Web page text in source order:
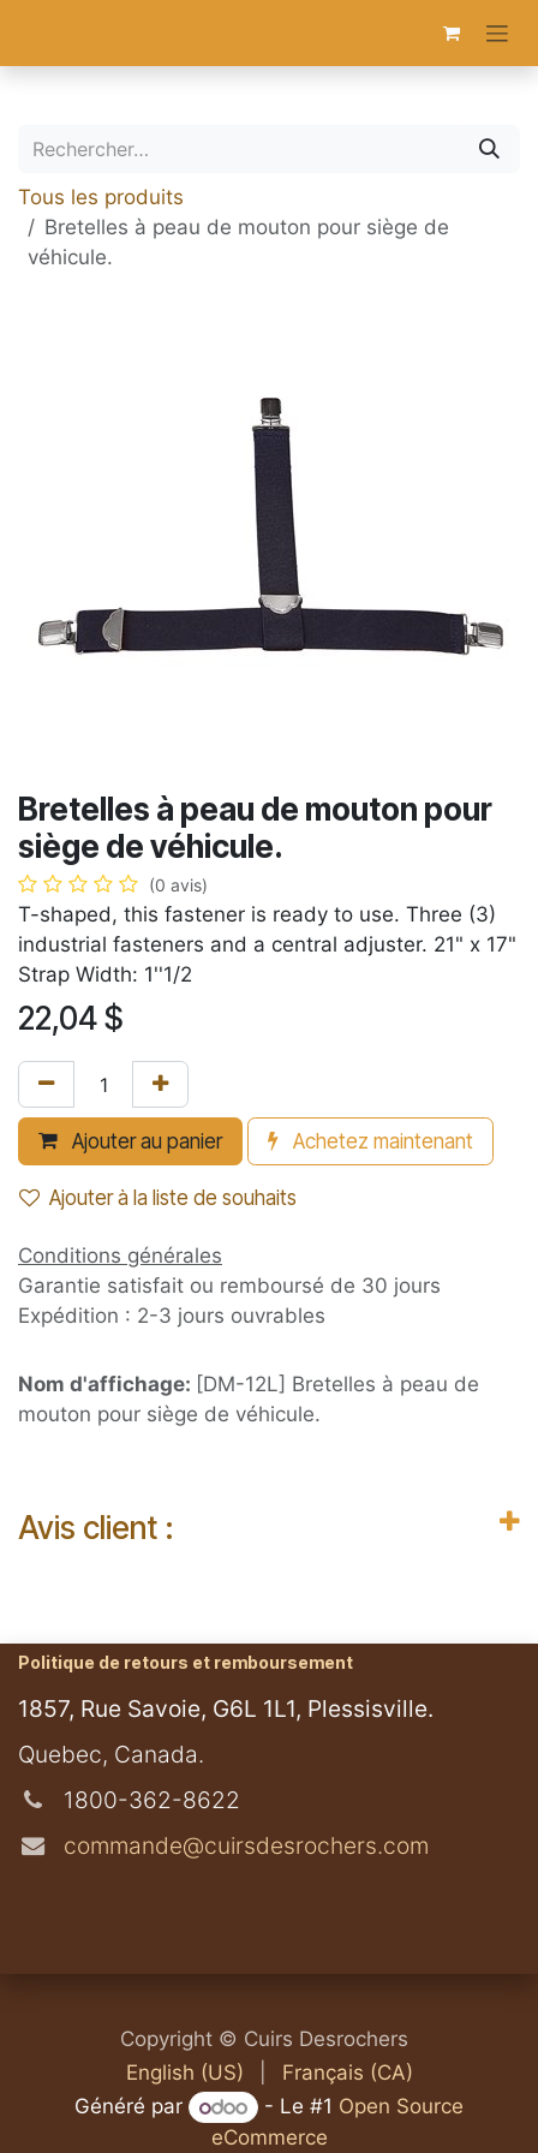
Tous les produits
Bretelles à peau de mouton pour siège de
véhicule.
Bretelles à peau de mouton pour
siège de véhicule.
(0 avis)
T-shaped, this fastener is ready to use. Three (3)
industrial fasteners and a central adjuster. 21" x 17"
Strap Width: 1''1/2
22,04$
Ajouter au panier Achetez maintenant
Ajouter à la liste de souhaits
Conditions générales
Garantie satisfait ou remboursé de 30 jours
Expédition : 2-3 jours ouvrables
Nom d'affichage: [DM-12L] Bretelles à peau de
mouton pour siège de véhicule.
Avis client :
Politique de retours et remboursement
1857, Rue Savoie, G6L 1L1, Plessisville.
​Quebec, Canada.
1800-362-8622
commande@cuirsdesrochers.com
Copyright © Cuirs Desrochers
English (US)
Français (CA)
Généré par
- Le #1 Open Source
eCommerce